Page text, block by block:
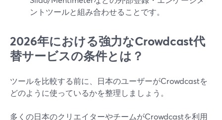
ントツールと組み合わせることです。
2026年における強力なCrowdcast代
替サービスの条件とは？
ツールを比較する前に、日本のユーザーがCrowdcastを
どのように使っているかを整理しましょう。
多くの日本のクリエイターやチームがCrowdcastを利用